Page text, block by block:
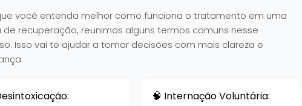
você entenda melhor como funciona o tratamento em uma
de recuperação, reunimos alguns termos comuns nesse
Isso vai te ajudar a tomar decisões com mais clareza e
🧠 Internação Voluntária: